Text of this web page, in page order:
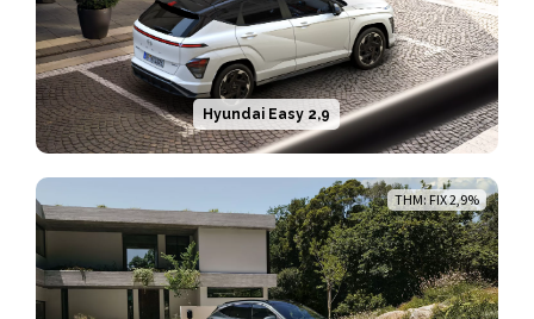
Hyundai Easy 2,9
THM: FIX 2,9%